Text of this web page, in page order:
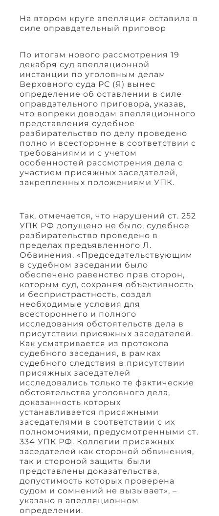
На втором круге апелляция оставила в
силе оправдательный приговор
По итогам нового рассмотрения 19
декабря суд апелляционной
инстанции по уголовным делам
Верховного суда РС (Я) вынес
определение об оставлении в силе
оправдательного приговора, указав,
что вопреки доводам апелляционного
представления судебное
разбирательство по делу проведено
полно и всесторонне в соответствии с
требованиями и с учетом
особенностей рассмотрения дела с
участием присяжных заседателей,
закрепленных положениями УПК.
Так, отмечается, что нарушений ст. 252
УПК РФ допущено не было, судебное
разбирательство проведено в
пределах предъявленного Л.
Обвинения. «Председательствующим
в судебном заседании было
обеспечено равенство прав сторон,
которым суд, сохраняя объективность
и беспристрастность, создал
необходимые условия для
всестороннего и полного
исследования обстоятельств дела в
присутствии присяжных заседателей.
Как усматривается из протокола
судебного заседания, в рамках
судебного следствия в присутствии
присяжных заседателей
исследовались только те фактические
обстоятельства уголовного дела,
доказанность которых
устанавливается присяжными
заседателями в соответствии с их
полномочиями, предусмотренными ст.
334 УПК РФ. Коллегии присяжных
заседателей как стороной обвинения,
так и стороной защиты были
представлены доказательства,
допустимость которых проверена
судом и сомнений не вызывает», –
указано в апелляционном
определении.